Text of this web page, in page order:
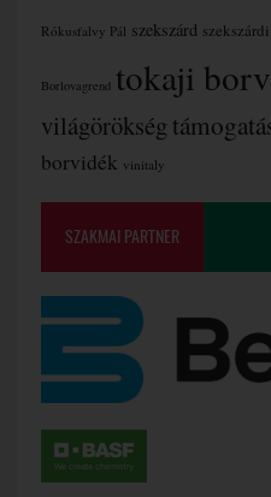
Rókusfalvy Pál szekszárd
Borlovagrend tokaji
világörökség
borvidék vinitaly
SZAKMAI PARTNER